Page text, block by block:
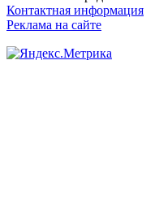
Контактная информация
Реклама на сайте